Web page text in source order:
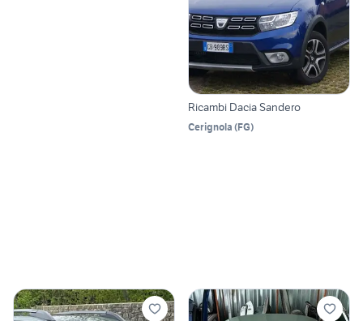
Ricambi Dacia Sandero
Cerignola (FG)